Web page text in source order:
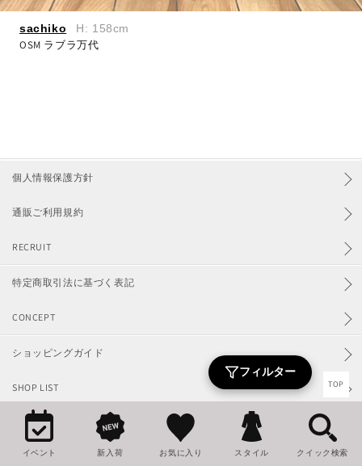
フィルター
sachiko H: 158cm
OSM ラブラ万代
個人情報保護方針
通販ご利用規約
RECRUIT
特定商取引法に基づく表記
CONCEPT
ショッピングガイド
SHOP LIST
配送/お支払いについて
お問い合わせ
TOP
イベント 新入荷 お気に入り スタイル クイック検索